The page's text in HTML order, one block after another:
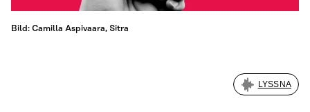
Bild: Camilla Aspivaara, Sitra
LYSSNA